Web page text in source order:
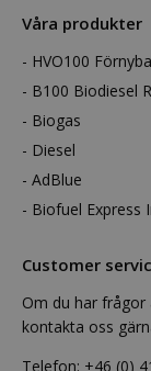
Våra produkter
HVO100
B100 Biodiesel
Biogas
Diesel
AdBlue
Biofuel Express
Customer
Om du har frågor
kontakta oss
Telefon: +46 (0)